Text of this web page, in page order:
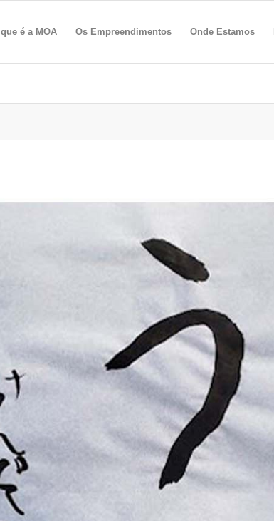
é a MOA Os Empreendimentos Onde Estamos